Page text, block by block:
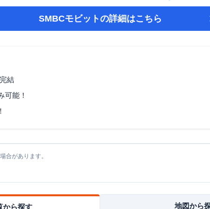
SMBCモビットの詳細はこちら
結
可能！
合があります。
から探す 地図から